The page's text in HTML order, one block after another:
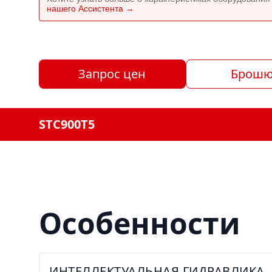
нашего Ассистента →
Запрос цен
STC900T5
Особенности